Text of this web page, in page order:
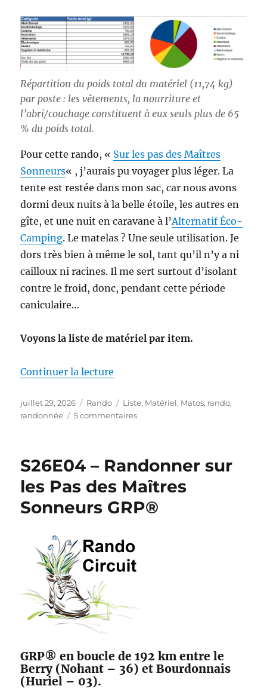
Répartition du poids total du matériel (11,74 kg)
par poste : les vêtements, la nourriture et
l’abri/couchage constituent à eux seuls plus de 65
% du poids total.
Pour cette rando, « Sur les pas des Maîtres
Sonneurs« , j’aurais pu voyager plus léger. La
tente est restée dans mon sac, car nous avons
dormi deux nuits à la belle étoile, les autres en
gîte, et une nuit en caravane à l’Alternatif Éco-
Camping. Le matelas ? Une seule utilisation. Je
dors très bien à même le sol, tant qu’il n’y a ni
cailloux ni racines. Il me sert surtout d’isolant
contre le froid, donc, pendant cette période
caniculaire…
Voyons la liste de matériel par item.
Continuer la lecture
Publié
le
juillet 29, 2026 Catégories
Rando Étiquettes
Liste, Matériel, Matos, rando,
randonnée
5 commentairessur
la
:
sur
les
S26E04 – Randonner sur
les Pas des Maîtres
Sonneurs GRP®
GRP® en boucle de 192 km entre le
Berry (Nohant – 36) et Bourdonnais
(Huriel – 03).